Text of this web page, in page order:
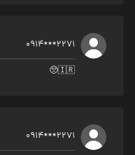
0914***2271
🇮🇷🥺
0914***2271